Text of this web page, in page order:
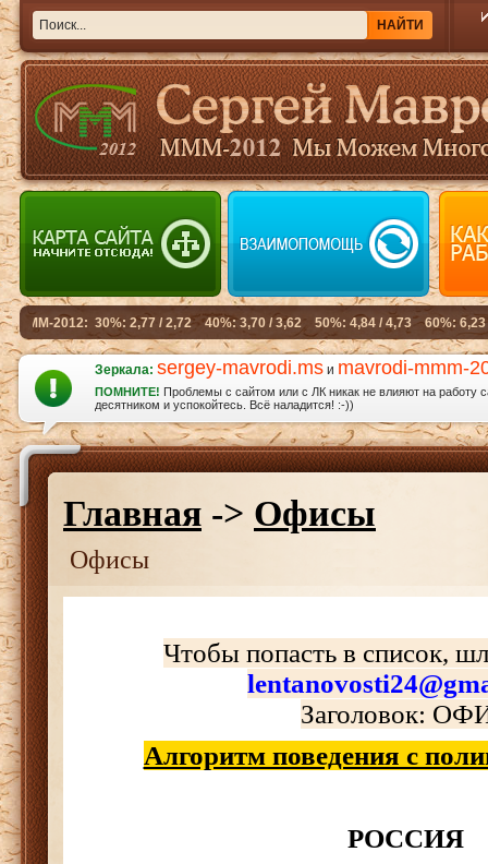
Зеркала: sergey-mavrodi.ms и mavrodi-mmm-
ПОМНИТЕ! Проблемы с сайтом или с ЛК никак не влияют на работу
десятником и успокойтесь. Всё наладится! :-))
Главная -> Офисы
Офисы
Чтобы попасть в список,
Заголовок:
Алгоритм поведения с
РОССИЯ